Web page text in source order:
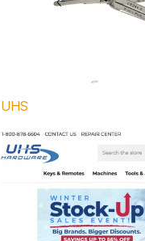
UHS